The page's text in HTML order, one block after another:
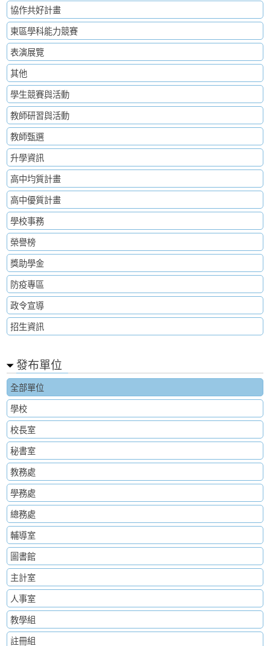
協作共好計畫
東區學科能力競賽
表演展覽
其他
學生競賽與活動
教師研習與活動
教師甄選
升學資訊
高中均質計畫
高中優質計畫
學校事務
榮譽榜
獎助學金
防疫專區
政令宣導
招生資訊
發布單位
全部單位
學校
校長室
秘書室
教務處
學務處
總務處
輔導室
圖書館
主計室
人事室
教學組
註冊組